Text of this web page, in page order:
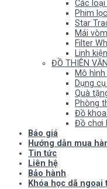
Các
Phim
Star
Mái
Filter
Linh
ĐỒ THIÊN
Mô
Dụng
Quà
Phòng
Đồ
Đồ chơi
Báo giá
Hướng dẫn mua
Tin tức
Liên hệ
Bảo hành
Khóa học dã ngoại